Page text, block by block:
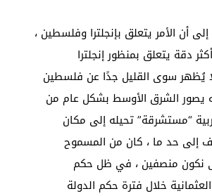
أن الأمر يتعلق بإنجلترا وفلسطين ،
دقة يتعلق بمنظور إنجلترا
يُظهر سوى القليل جدًا عن فلسطين
يصور الشرق الأوسط بشكل عام من
“مستشرقة” تحيله إلى مكان
إلى حد ما ، كان من المسموح
نكون منصفين ، في ظل حكم
العثمانية خلال فترة حكم الدولة